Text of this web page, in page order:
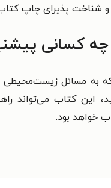
چاپ کتاب بیش از ۲۰۰۰
چه کسانی
که به مسائل
این کتاب می‌تواند
خواهد بود.